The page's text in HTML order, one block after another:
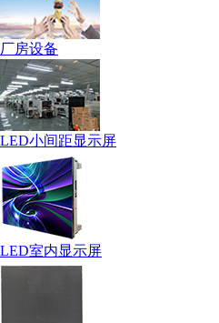
厂房设备
LED小间距显示屏
LED室内显示屏